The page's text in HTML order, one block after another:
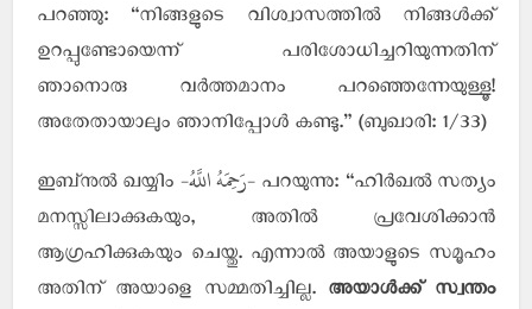
പറഞ്ഞു: “നിങ്ങളുടെ വിശ്വാസത്തില്‍ നിങ്ങള്‍ക്ക്
ഉറപ്പുണ്ടോയെന്ന് പരിശോധിച്ചറിയുന്നതിന്
ഞാനൊരു വര്‍ത്തമാനം പറഞ്ഞെന്നേയുള്ളൂ!
അതേതായാലും ഞാനിപ്പോള്‍ കണ്ടു.” (ബുഖാരി: 1/33)
ഇബ്‌നുല്‍ ഖയ്യിം
-رَحِمَهُ اللَّهُ- പറയുന്നു: “ഹിര്‍ഖല്‍ സത്യം
മനസ്സിലാക്കുകയും, അതില്‍ പ്രവേശിക്കാന്‍
ആഗ്രഹിക്കുകയും ചെയ്തു. എന്നാല്‍ അയാളുടെ സമൂഹം
അതിന് അയാളെ സമ്മതിച്ചില്ല. അയാള്‍ക്ക് സ്വന്തം